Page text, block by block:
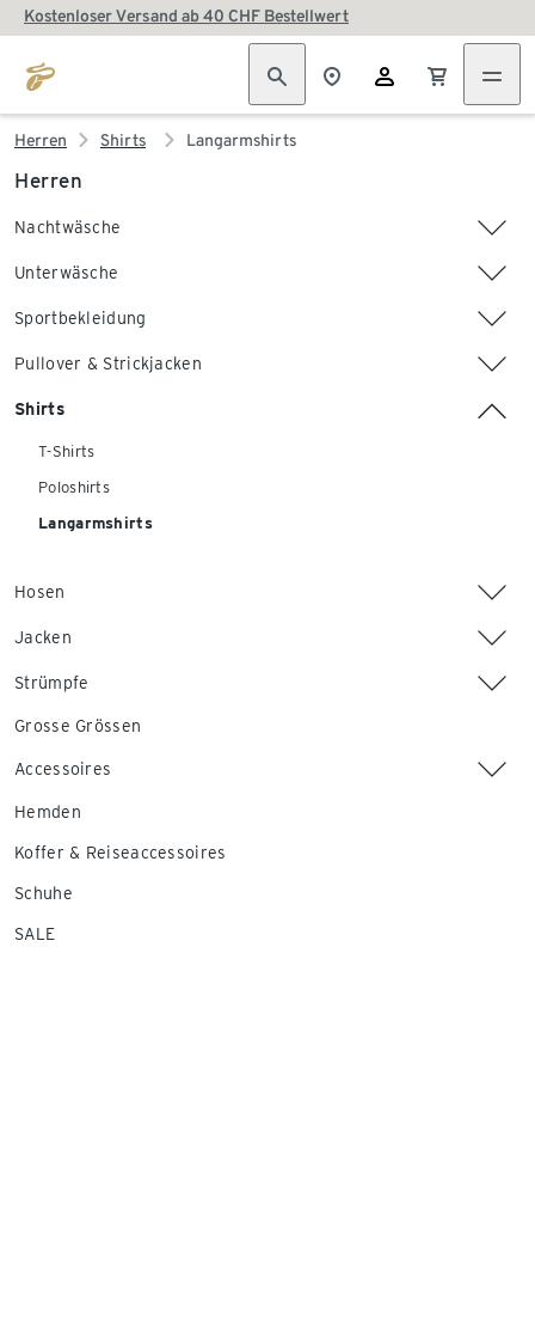
Kostenloser Versand ab 40 CHF Bestellwert
Herren Shirts Langarmshirts
Herren
Nachtwäsche
Unterwäsche
Sportbekleidung
Pullover & Strickjacken
Shirts
T-Shirts
Poloshirts
Langarmshirts
Hosen
Jacken
Strümpfe
Grosse Grössen
Accessoires
Hemden
Koffer & Reiseaccessoires
Schuhe
SALE